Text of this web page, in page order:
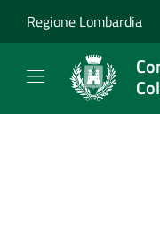
Regione Lombardia